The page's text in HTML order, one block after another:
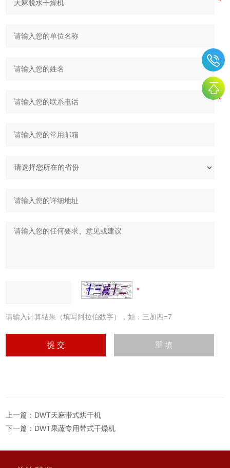
请输入计算结果（填写阿拉伯数字），如：三加四=7
上一篇： DWT天麻带式烘干机
下一篇： DWT果蔬专用带式干燥机